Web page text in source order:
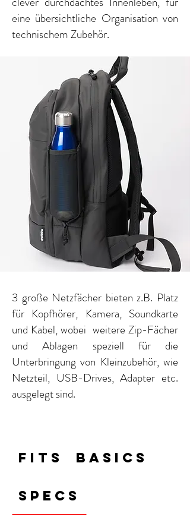
eine übersichtliche Organisation von
technischem Zubehör.
3 große Netzfächer bieten z.B. Platz
für Kopfhörer, Kamera, Soundkarte
und Kabel, wobei weitere Zip-Fächer
und Ablagen speziell für die
Unterbringung von Kleinzubehör, wie
Netzteil, USB-Drives, Adapter etc.
ausgelegt sind.
FITS BASICS
SPECS